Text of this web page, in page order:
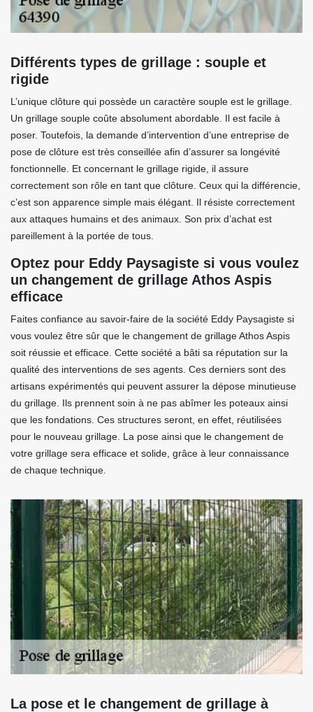
Différents types de grillage : souple et
rigide
L’unique clôture qui possède un caractère souple est le grillage.
Un grillage souple coûte absolument abordable. Il est facile à
poser. Toutefois, la demande d’intervention d’une entreprise de
pose de clôture est très conseillée afin d’assurer sa longévité
fonctionnelle. Et concernant le grillage rigide, il assure
correctement son rôle en tant que clôture. Ceux qui la différencie,
c’est son apparence simple mais élégant. Il résiste correctement
aux attaques humains et des animaux. Son prix d’achat est
pareillement à la portée de tous.
Optez pour Eddy Paysagiste si vous voulez
un changement de grillage Athos Aspis
efficace
Faites confiance au savoir-faire de la société Eddy Paysagiste si
vous voulez être sûr que le changement de grillage Athos Aspis
soit réussie et efficace. Cette société a bâti sa réputation sur la
qualité des interventions de ses agents. Ces derniers sont des
artisans expérimentés qui peuvent assurer la dépose minutieuse
du grillage. Ils prennent soin à ne pas abîmer les poteaux ainsi
que les fondations. Ces structures seront, en effet, réutilisées
pour le nouveau grillage. La pose ainsi que le changement de
votre grillage sera efficace et solide, grâce à leur connaissance
de chaque technique.
La pose et le changement de grillage à